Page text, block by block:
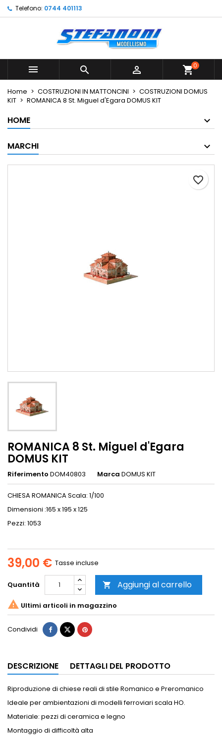
Telefono: 0744 401113
   shopping_cart0
Home COSTRUZIONI IN MATTONCINI
COSTRUZIONI DOMUS
KIT
ROMANICA 8 St. Miguel d'Egara DOMUS KIT
HOME
MARCHI
ROMANICA 8 St. Miguel d'Egara
DOMUS KIT
Riferimento DOM40803 Marca DOMUS KIT
CHIESA ROMANICA Scala: 1/100
Dimensioni :165 x 195 x 125
Pezzi: 1053
39,00 € Tasse incluse
Quantità  Aggiungi al carrello
favorite_border
 Ultimi articoli in magazzino
Condividi
DESCRIZIONE DETTAGLI DEL PRODOTTO
Riproduzione di chiese reali di stile Romanico e Preromanico
Ideale per ambientazioni di modelli ferroviari scala HO.
Materiale: pezzi di ceramica e legno
Montaggio di difficoltà alta
Le mie liste di desideri ×
Crea nuova lista
Crea lista dei desideri ×
Annulla Crea lista dei desideri
Accedi ×
Devi avere effettuato l'accesso per salvare dei